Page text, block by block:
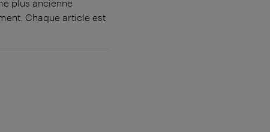
plus ancienne
Chaque article est